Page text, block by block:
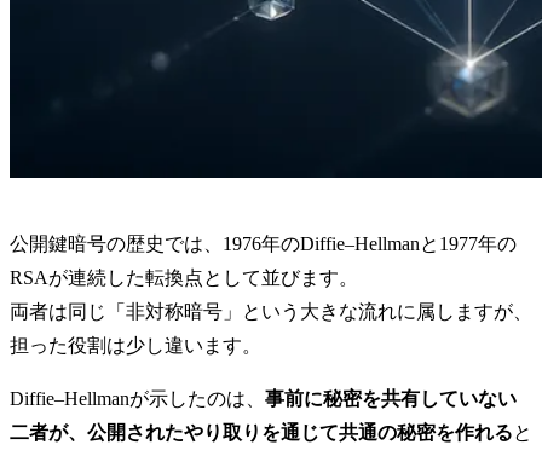
公開鍵暗号の歴史では、1976年のDiffie–Hellmanと1977年の
RSAが連続した転換点として並びます。
両者は同じ「非対称暗号」という大きな流れに属しますが、
担った役割は少し違います。
Diffie–Hellmanが示したのは、 事前に秘密を共有していない
二者が、公開されたやり取りを通じて共通の秘密を作れると